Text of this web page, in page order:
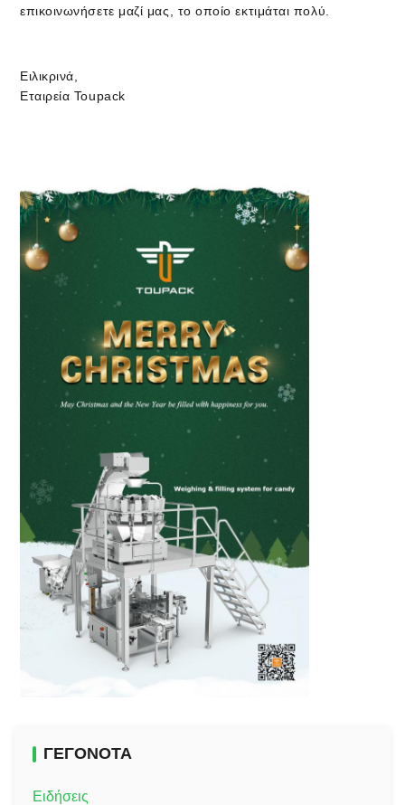
επικοινωνήσετε μαζί μας, το οποίο εκτιμάται πολύ.
Ειλικρινά,
Εταιρεία Toupack
ΓΕΓΟΝΌΤΑ
Ειδήσεις